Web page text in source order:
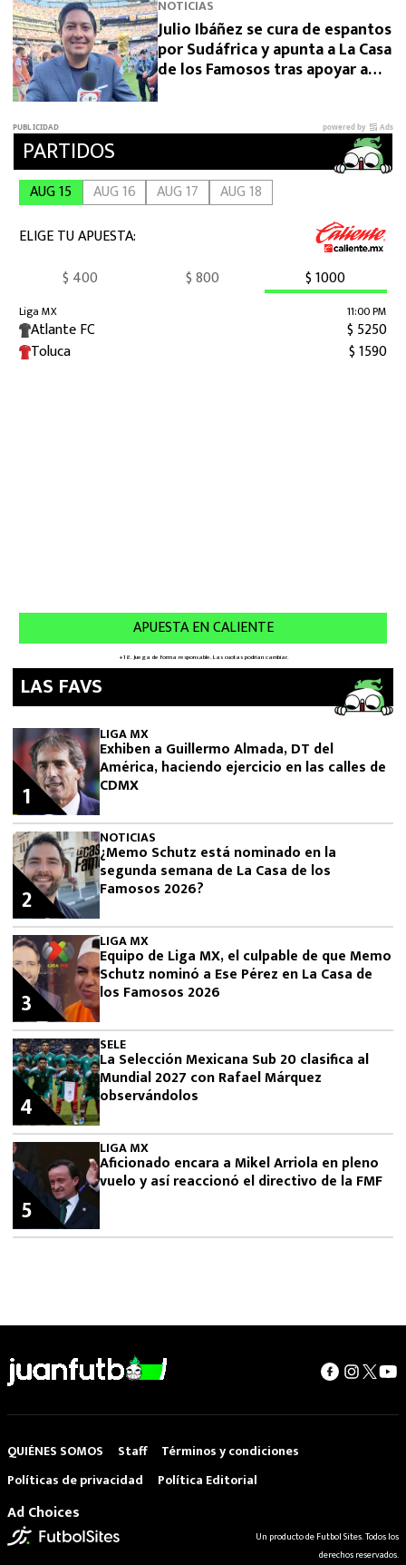
NOTICIAS
Julio Ibáñez se cura de espantos
por Sudáfrica y apunta a La Casa
de los Famosos tras apoyar a
LAS FAVS
LIGA MX
Exhiben a Guillermo Almada, DT del
América, haciendo ejercicio en las calles de
CDMX
1
NOTICIAS
¿Memo Schutz está nominado en la
segunda semana de La Casa de los
Famosos 2026?
2
LIGA MX
Equipo de Liga MX, el culpable de que Memo
Schutz nominó a Ese Pérez en La Casa de
los Famosos 2026
3
SELE
La Selección Mexicana Sub 20 clasifica al
Mundial 2027 con Rafael Márquez
observándolos
4
LIGA MX
Aficionado encara a Mikel Arriola en pleno
vuelo y así reaccionó el directivo de la FMF
5
QUIÉNES SOMOS Staff
Términos y condiciones
Políticas de privacidad
Política Editorial
Ad Choices
Un producto de Futbol Sites. Todos los
derechos reservados.